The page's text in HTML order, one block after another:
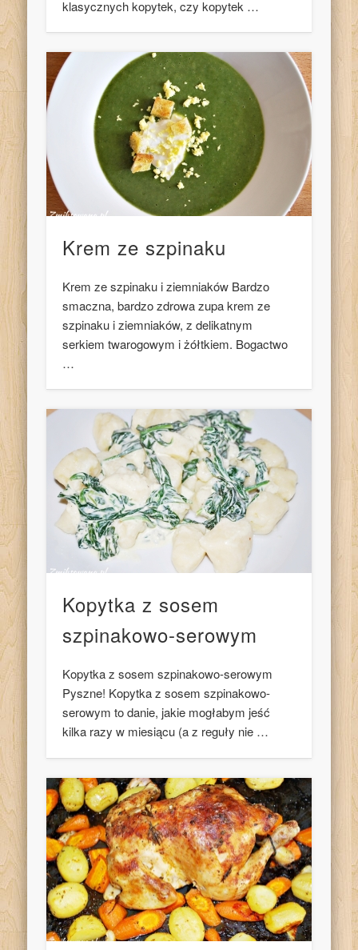
klasycznych kopytek, czy kopytek …
Krem ze szpinaku
Krem ze szpinaku i ziemniaków Bardzo
smaczna, bardzo zdrowa zupa krem ze
szpinaku i ziemniaków, z delikatnym
serkiem twarogowym i żółtkiem. Bogactwo
…
Kopytka z sosem
szpinakowo-serowym
Kopytka z sosem szpinakowo-serowym
Pyszne! Kopytka z sosem szpinakowo-
serowym to danie, jakie mogłabym jeść
kilka razy w miesiącu (a z reguły nie …